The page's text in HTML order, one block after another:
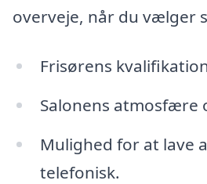
overveje, når du vælger
Frisørens
Salonens atmosfære
Mulighed for at lave
telefonisk.